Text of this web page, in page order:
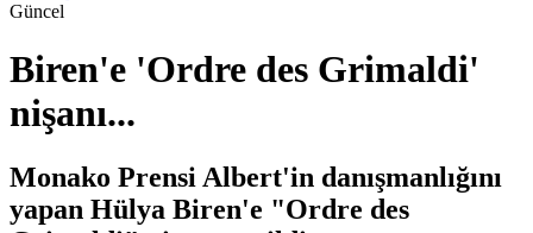
Güncel
Biren'e 'Ordre des Grimaldi'
nişanı...
Monako Prensi Albert'in danışmanlığını
yapan Hülya Biren'e "Ordre des